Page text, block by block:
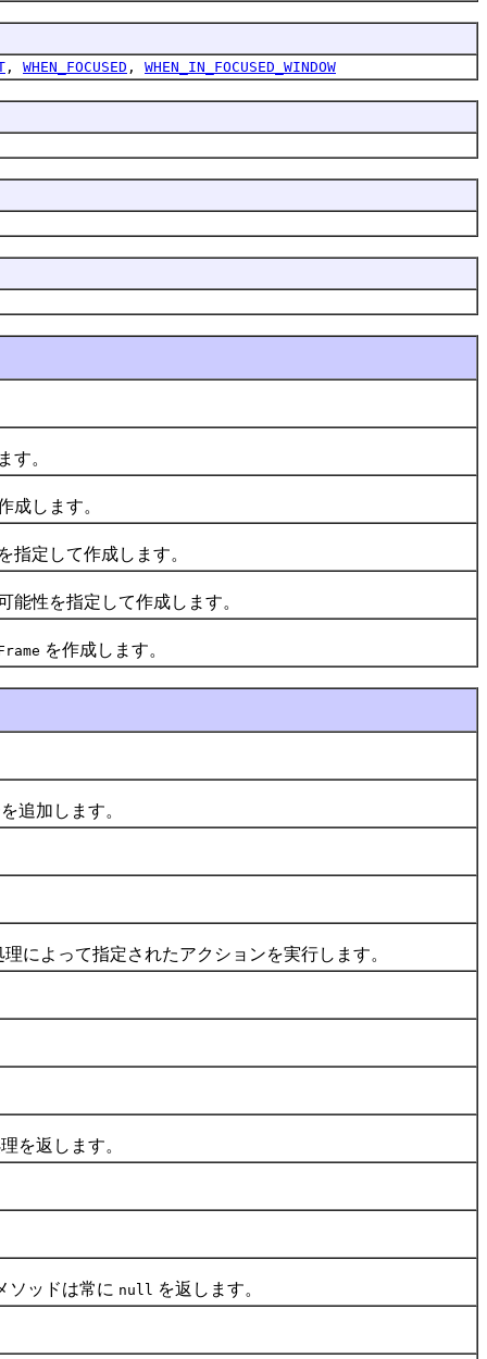
, WHEN_FOCUSED , WHEN_IN_FOCUSED_WINDOW
す。
成します。
指定して作成します。
能性を指定して作成します。
を作成します。
追加します。
によって指定されたアクションを実行します。
を返します。
ソッドは常に null を返します。